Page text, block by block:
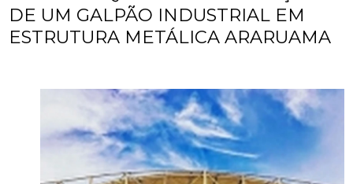
DE UM GALPÃO INDUSTRIAL EM
ESTRUTURA METÁLICA ARARUAMA